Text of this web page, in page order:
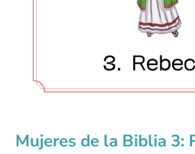
Mujeres de la Biblia 3: